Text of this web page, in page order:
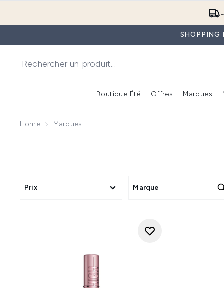
SHOPPING
Boutique Été Offres Marques
Home Marques
Prix Marque